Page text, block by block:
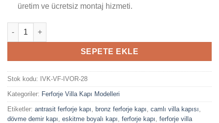
üretim ve ücretsiz montaj hizmeti.
Ivor Ferforje Villa Kapısı | İSTANBUL VİLLA KAPISI adet
SEPETE EKLE
Stok kodu: IVK-VF-IVOR-28
Kategoriler: Ferforje Villa Kapı Modelleri
Etiketler: antrasit ferforje kapı bronz ferforje kapı camlı villa kapısı
dövme demir kapı eskitme boyalı kapı ferforje kapı ferforje villa